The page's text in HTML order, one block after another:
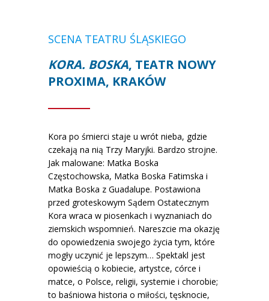
SCENA TEATRU ŚLĄSKIEGO
KORA. BOSKA, TEATR NOWY
PROXIMA, KRAKÓW
Kora po śmierci staje u wrót nieba, gdzie
czekają na nią Trzy Maryjki. Bardzo strojne.
Jak malowane: Matka Boska
Częstochowska, Matka Boska Fatimska i
Matka Boska z Guadalupe. Postawiona
przed groteskowym Sądem Ostatecznym
Kora wraca w piosenkach i wyznaniach do
ziemskich wspomnień. Nareszcie ma okazję
do opowiedzenia swojego życia tym, które
mogły uczynić je lepszym… Spektakl jest
opowieścią o kobiecie, artystce, córce i
matce, o Polsce, religii, systemie i chorobie;
to baśniowa historia o miłości, tęsknocie,